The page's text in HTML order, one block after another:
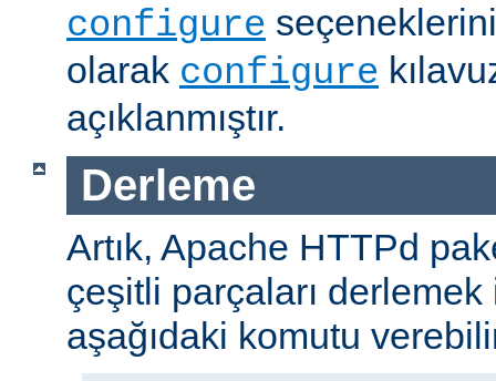
configure
olarak configure
açıklanmıştır.
Derleme
Artık, Apache HTTPd
çeşitli parçaları
aşağıdaki komutu